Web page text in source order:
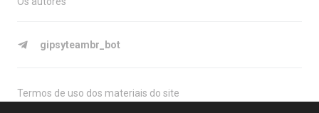
Termos de uso dos materiais do site
gipsyteambr_bot